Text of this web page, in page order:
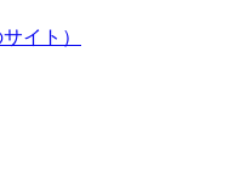
イト）